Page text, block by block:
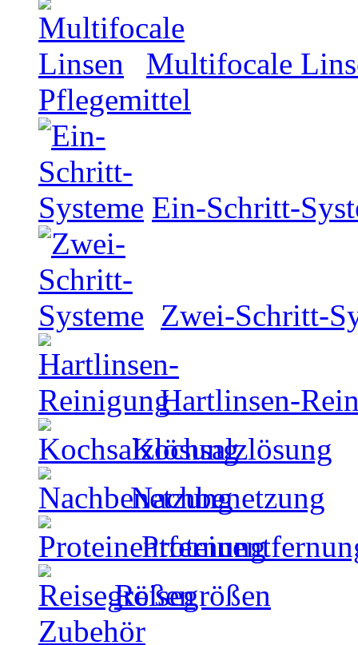
Multifocale
Pflegemittel
Ein-Schritt-
Zwei-Schritt-
Hartlinsen-
Kochsalzlösung
Nachbenetzung
Reisegrößen
Zubehör